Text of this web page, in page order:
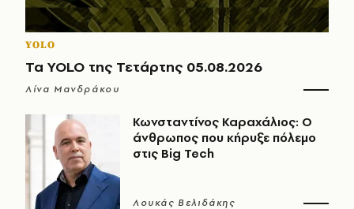
YOLO
Τα YOLO της Τετάρτης 05.08.2026
Λίνα Μανδράκου
Κωνσταντίνος Καραχάλιος: Ο
άνθρωπος που κήρυξε πόλεμο
στις Big Tech
Λουκάς Βελιδάκης